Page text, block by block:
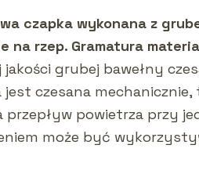
czapka wykonana z
na rzep. Gramatura
jakości grubej bawełny
jest czesana
przepływ powietrza przy
może być